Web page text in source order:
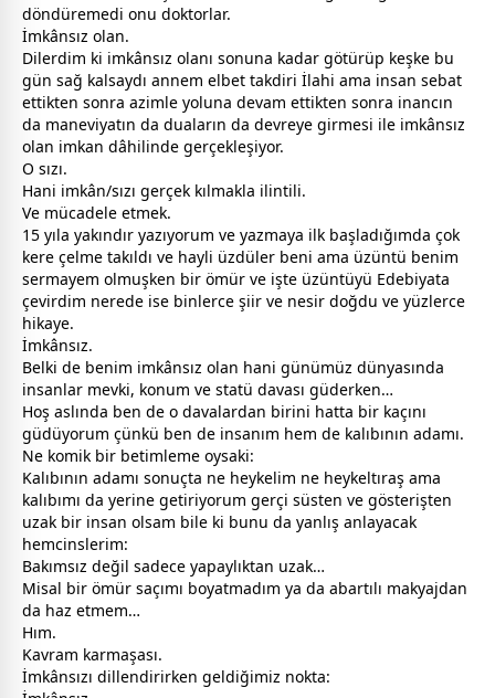
döndüremedi onu doktorlar.
İmkânsız olan.
Dilerdim ki imkânsız olanı sonuna kadar götürüp keşke bu
gün sağ kalsaydı annem elbet takdiri İlahi ama insan sebat
ettikten sonra azimle yoluna devam ettikten sonra inancın
da maneviyatın da duaların da devreye girmesi ile imkânsız
olan imkan dâhilinde gerçekleşiyor.
O sızı.
Hani imkân/sızı gerçek kılmakla ilintili.
Ve mücadele etmek.
15 yıla yakındır yazıyorum ve yazmaya ilk başladığımda çok
kere çelme takıldı ve hayli üzdüler beni ama üzüntü benim
sermayem olmuşken bir ömür ve işte üzüntüyü Edebiyata
çevirdim nerede ise binlerce şiir ve nesir doğdu ve yüzlerce
hikaye.
İmkânsız.
Belki de benim imkânsız olan hani günümüz dünyasında
insanlar mevki, konum ve statü davası güderken…
Hoş aslında ben de o davalardan birini hatta bir kaçını
güdüyorum çünkü ben de insanım hem de kalıbının adamı.
Ne komik bir betimleme oysaki:
Kalıbının adamı sonuçta ne heykelim ne heykeltıraş ama
kalıbımı da yerine getiriyorum gerçi süsten ve gösterişten
uzak bir insan olsam bile ki bunu da yanlış anlayacak
hemcinslerim:
Bakımsız değil sadece yapaylıktan uzak…
Misal bir ömür saçımı boyatmadım ya da abartılı makyajdan
da haz etmem…
Hım.
Kavram karmaşası.
İmkânsızı dillendirirken geldiğimiz nokta: